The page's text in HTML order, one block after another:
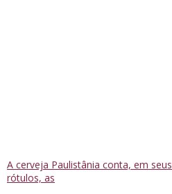
A cerveja Paulistânia conta, em seus
rótulos, as